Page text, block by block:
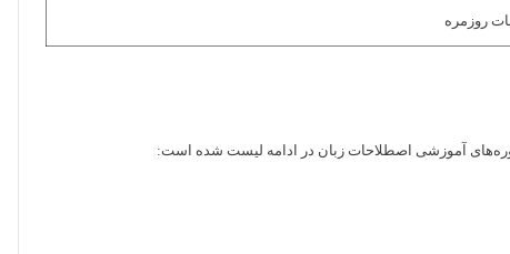
روزمره
دوره‌های آموزشی اصطلاحات زبان در ادامه لیست شده است: